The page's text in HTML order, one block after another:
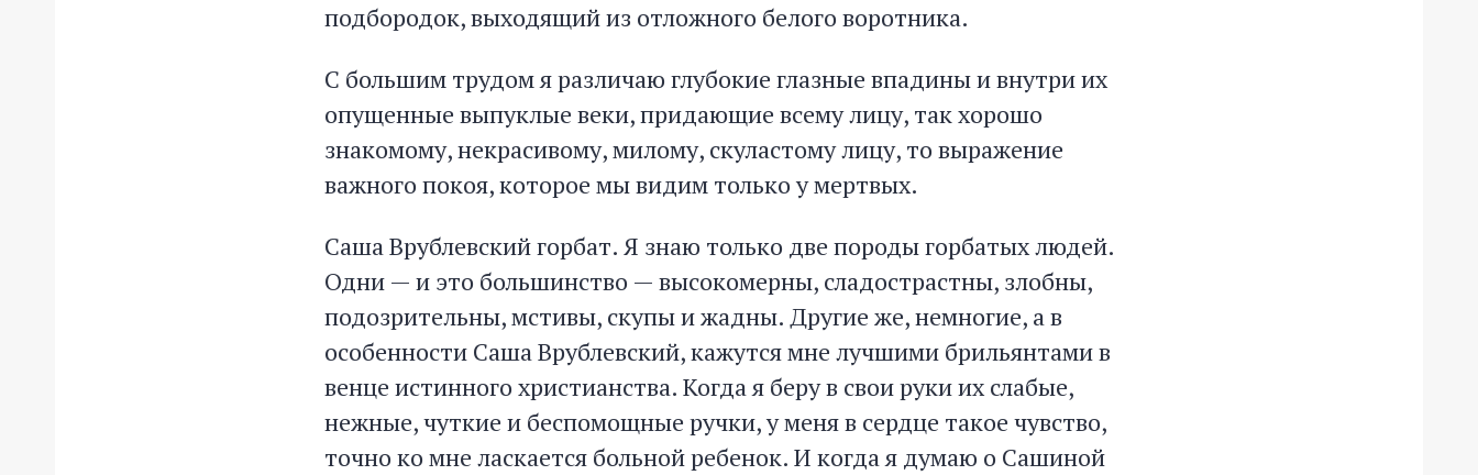
подбородок, выходящий из отложного белого воротника.
С большим трудом я различаю глубокие глазные впадины и внутри их
опущенные выпуклые веки, придающие всему лицу, так хорошо
знакомому, некрасивому, милому, скуластому лицу, то выражение
важного покоя, которое мы видим только у мертвых.
Саша Врублевский горбат. Я знаю только две породы горбатых людей.
Одни — и это большинство — высокомерны, сладострастны, злобны,
подозрительны, мстивы, скупы и жадны. Другие же, немногие, а в
особенности Саша Врублевский, кажутся мне лучшими брильянтами в
венце истинного христианства. Когда я беру в свои руки их слабые,
нежные, чуткие и беспомощные ручки, у меня в сердце такое чувство,
точно ко мне ласкается больной ребенок. И когда я думаю о Сашиной